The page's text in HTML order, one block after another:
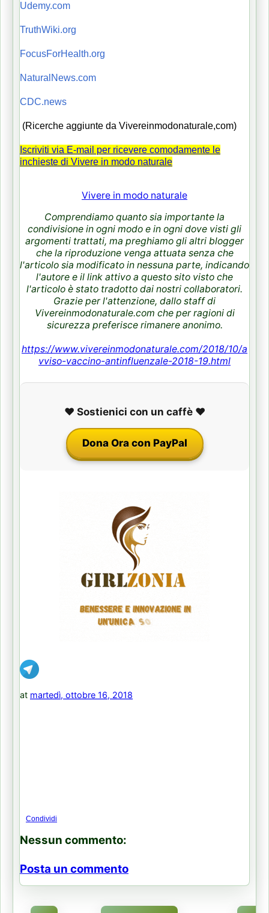
Udemy.com
TruthWiki.org
FocusForHealth.org
NaturalNews.com
CDC.news
(Ricerche aggiunte da Vivereinmodonaturale,com)
Iscriviti via E-mail per ricevere comodamente le
inchieste di Vivere in modo naturale
Vivere in modo naturale
Comprendiamo quanto sia importante la
condivisione in ogni modo e in ogni dove visti gli
argomenti trattati, ma preghiamo gli altri blogger
che la riproduzione venga attuata senza che
l'articolo sia modificato in nessuna parte, indicando
l'autore e il link attivo a questo sito visto che
l'articolo è stato tradotto dai nostri collaboratori.
Grazie per l'attenzione, dallo staff di
Vivereinmodonaturale.com che per ragioni di
sicurezza preferisce rimanere anonimo.
https://www.vivereinmodonaturale.com/2018/10/a
vviso-vaccino-antinfluenzale-2018-19.html
❤️ Sostienici con un caffè ❤️
Dona Ora con PayPal
at martedì, ottobre 16, 2018
Condividi
Nessun commento:
Posta un commento